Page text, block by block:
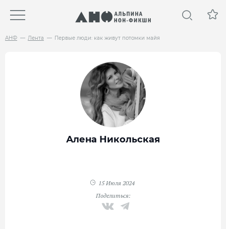
АНФ Лента Первые люди: как живут потомки майя
Алена Никольская
15 Июля 2024
Поделиться: